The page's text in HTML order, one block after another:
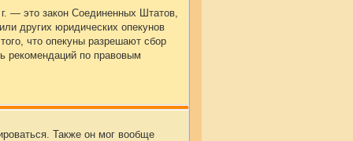
— это закон Соединенных Штатов,
других юридических опекунов
что опекуны разрешают сбор
рекомендаций по правовым
Также он мог вообще